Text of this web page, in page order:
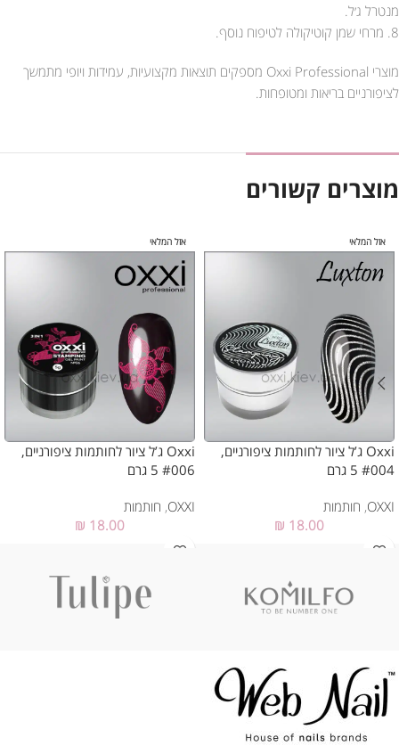
מנטרל ג׳ל.
8. מרחי שמן קוטיקולה לטיפוח נוסף.
מוצרי Oxxi Professional מספקים תוצאות מקצועיות, עמידות ויופי מתמשך
לציפורניים בריאות ומטופחות.
מוצרים קשורים
אזל המלאי
Oxxi ג’ל ציור לחותמות ציפורניים,
#004 5 גרם
OXXI
, חותמות
₪ 18.00
אזל המלאי
Oxxi ג’ל ציור לחותמות ציפורניים,
#006 5 גרם
OXXI
, חותמות
₪ 18.00